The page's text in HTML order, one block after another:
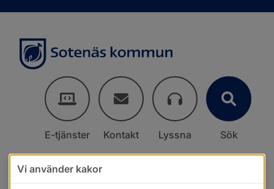
E-tjänster Kontakt Lyssna Sök
Vi använder kakor